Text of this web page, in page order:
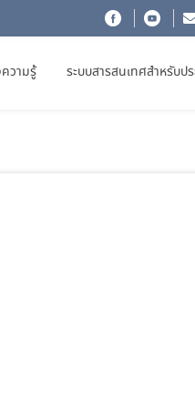
วามรู้ ระบบสารสนเทศสำหรับป